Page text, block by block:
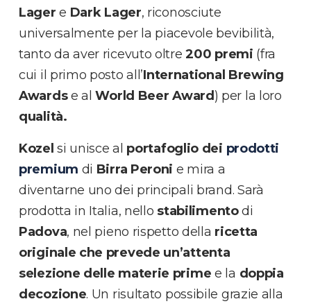
Lager e Dark Lager, riconosciute
universalmente per la piacevole bevibilità,
tanto da aver ricevuto oltre200 premi (fra
cui il primo posto all’International Brewing
Awardse alWorld Beer Award) per la loro
qualità.
Kozelsi unisce al portafoglio dei prodotti
premium di Birra Peroni e mira a
diventarne uno dei principali brand. Sarà
prodotta in Italia, nello stabilimentodi
Padova, nel pieno rispetto della ricetta
originale che prevede un’attenta
selezione delle materie prime e la doppia
decozione. Un risultato possibile grazie alla